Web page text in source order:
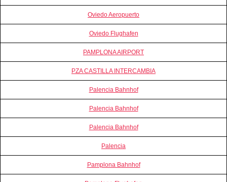
Oviedo Aeropuerto
Oviedo Flughafen
PAMPLONA AIRPORT
PZA CASTILLA INTERCAMBIA
Palencia Bahnhof
Palencia Bahnhof
Palencia Bahnhof
Palencia
Pamplona Bahnhof